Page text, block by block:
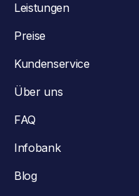
Leistungen
Preise
Kundenservice
Über uns
FAQ
Infobank
Blog